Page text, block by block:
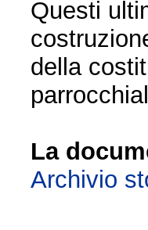
Questi
della
La
Archivio